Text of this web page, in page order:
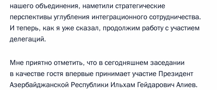
нашего объединения, наметили стратегические
перспективы углубления интеграционного сотрудничества.
И теперь, как я уже сказал, продолжим работу с участием
делегаций.
Мне приятно отметить, что в сегодняшнем заседании
в качестве гостя впервые принимает участие Президент
Азербайджанской Республики Ильхам Гейдарович Алиев.